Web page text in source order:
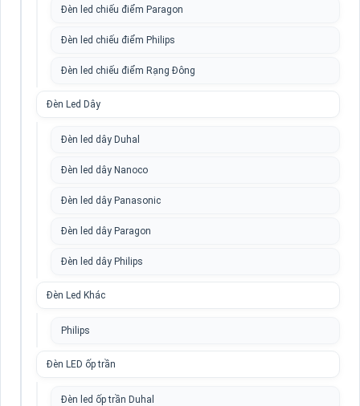
Đèn led chiếu điểm Paragon
Đèn led chiếu điểm Philips
Đèn led chiếu điểm Rạng Đông
Đèn Led Dây
Đèn led dây Duhal
Đèn led dây Nanoco
Đèn led dây Panasonic
Đèn led dây Paragon
Đèn led dây Philips
Đèn Led Khác
Philips
Đèn LED ốp trần
Đèn led ốp trần Duhal